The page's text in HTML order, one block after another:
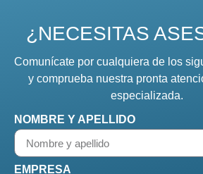
¿NECESITAS
Comunícate por cualquiera de los
y comprueba nuestra pronta
especializada.
NOMBRE Y APELLIDO
EMPRESA